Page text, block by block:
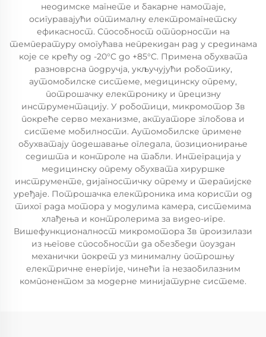
неодимске магнете и бакарне намотаје,
осигуравајући оптималну електромагнетску
ефикасност. Способност отпорности на
температуру омогућава непрекидан рад у срединама
које се крећу од -20°C до +85°C. Примена обухвата
разноврсна подручја, укључујући роботику,
аутомобилске системе, медицинску опрему,
потрошачку електронику и прецизну
инструментацију. У роботици, микромотор 3в
покреће серво механизме, актуаторе зглобова и
системе мобилности. Аутомобилске примене
обухватају подешавање огледала, позиционирање
седишта и контроле на табли. Интеграција у
медицинску опрему обухвата хируршке
инструменте, дијагностичку опрему и терапијске
уређаје. Потрошачка електроника има користи од
тихог рада мотора у модулима камера, системима
хлађења и контролерима за видео-игре.
Вишефункционалност микромотора 3в произилази
из његове способности да обезбеди поуздан
механички покрет уз минималну потрошњу
електричне енергије, чинећи га незаобилазним
компонентом за модерне минијатурне системе.